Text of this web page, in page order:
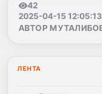
42
2025-04-15 12:05:13
АВТОР
ЛЕНТА